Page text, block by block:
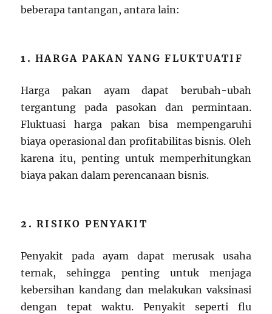
beberapa tantangan, antara lain:
1.HARGA PAKAN YANG FLUKTUATIF
Harga pakan ayam dapat berubah-ubah
tergantung pada pasokan dan permintaan.
Fluktuasi harga pakan bisa mempengaruhi
biaya operasional dan profitabilitas bisnis. Oleh
karena itu, penting untuk memperhitungkan
biaya pakan dalam perencanaan bisnis.
2.RISIKO PENYAKIT
Penyakit pada ayam dapat merusak usaha
ternak, sehingga penting untuk menjaga
kebersihan kandang dan melakukan vaksinasi
dengan tepat waktu. Penyakit seperti flu